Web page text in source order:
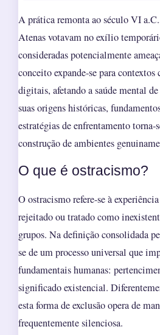
A prática remonta ao século VI
Atenas votavam no exílio
consideradas potencialmente
conceito expande-se para contextos
digitais, afetando a saúde mental
suas origens históricas,
estratégias de enfrentamento torna-
construção de ambientes
O que é ostracismo?
O ostracismo refere-se à
rejeitado ou tratado como
grupos. Na definição consolidada
se de um processo universal que
fundamentais humanas:
significado existencial.
esta forma de exclusão opera de
frequentemente silenciosa.